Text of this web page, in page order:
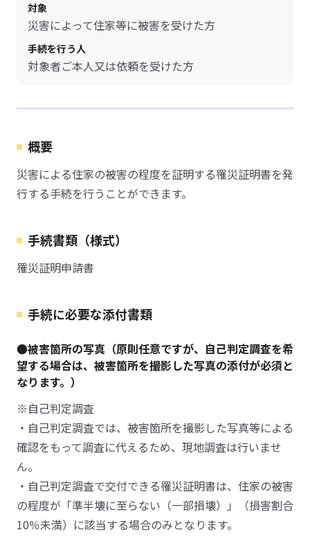
対象
災害によって住家等に被害を受けた方
手続を行う人
対象者ご本人又は依頼を受けた方
概要
災害による住家の被害の程度を証明する罹災証明書を発
行する手続を行うことができます。
手続書類（様式）
罹災証明申請書
手続に必要な添付書類
●被害箇所の写真（原則任意ですが、自己判定調査を希
望する場合は、被害箇所を撮影した写真の添付が必須と
なります。）
※自己判定調査
・自己判定調査では、被害箇所を撮影した写真等による
確認をもって調査に代えるため、現地調査は行いませ
ん。
・自己判定調査で交付できる罹災証明書は、住家の被害
の程度が「準半壊に至らない（一部損壊）」（損害割合
10％未満）に該当する場合のみとなります。